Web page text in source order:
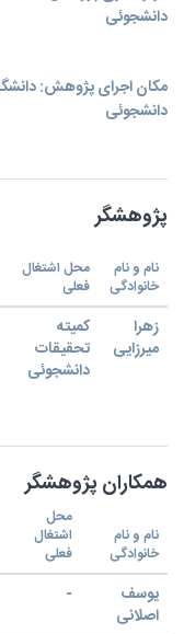
دانشجوئی
مکان اجرای پژوهش:
دانشجوئی
پژوهشگر
نام و نام
خانوادگی
محل اشتغال
فعلی
زهرا
میرزایی
کمیته
تحقیقات
دانشجوئی
همکاران پژوهشگر
نام و نام
خانوادگی
محل
اشتغال
فعلی
یوسف
اصلانی
-